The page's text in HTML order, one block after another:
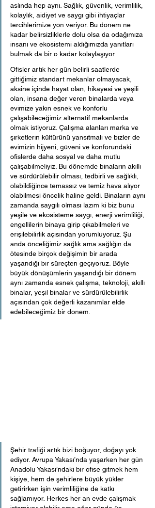
aslında hep aynı. Sağlık, güvenlik, verimlilik,
kolaylık, aidiyet ve saygı gibi ihtiyaçlar
tercihlerimize yön veriyor. Bu dönem ne
kadar belirsizliklerle dolu olsa da odağımıza
insanı ve ekosistemi aldığımızda yanıtları
bulmak da bir o kadar kolaylaşıyor.
Ofisler artık her gün belirli saatlerde
gittiğimiz standart mekanlar olmayacak,
aksine içinde hayat olan, hikayesi ve yeşili
olan, insana değer veren binalarda veya
evimize yakın esnek ve konforlu
çalışabileceğimiz alternatif mekanlarda
olmak istiyoruz. Çalışma alanları marka ve
şirketlerin kültürünü yansıtmalı ve bizler de
evimizin hijyeni, güveni ve konforundaki
ofislerde daha sosyal ve daha mutlu
çalışabilmeliyiz. Bu dönemde binaların akıllı
ve sürdürülebilir olması, tedbirli ve sağlıklı,
olabildiğince temassız ve temiz hava alıyor
olabilmesi öncelik haline geldi. Binaların aynı
zamanda saygılı olması lazım ki biz bunu
yeşile ve ekosisteme saygı, enerji verimliliği,
engellilerin binaya girip çıkabilmeleri ve
erişilebilirlik açısından yorumluyoruz. Şu
anda önceliğimiz sağlık ama sağlığın da
ötesinde birçok değişimin bir arada
yaşandığı bir süreçten geçiyoruz. Böyle
büyük dönüşümlerin yaşandığı bir dönem
aynı zamanda esnek çalışma, teknoloji, akıllı
binalar, yeşil binalar ve sürdürülebilirlik
açısından çok değerli kazanımlar elde
edebileceğimiz bir dönem.
Şehir trafiği artık bizi boğuyor, doğayı yok
ediyor. Avrupa Yakası’nda yaşarken her gün
Anadolu Yakası’ndaki bir ofise gitmek hem
kişiye, hem de şehirlere büyük yükler
getirirken işin verimliliğine de katkı
sağlamıyor. Herkes her an evde çalışmak